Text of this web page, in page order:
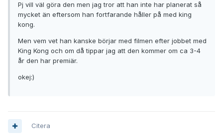
Pj vill väl göra den men jag tror att han inte har planerat så
mycket än eftersom han fortfarande håller på med king
kong.
Men vem vet han kanske börjar med filmen efter jobbet med
King Kong och om då tippar jag att den kommer om ca 3-4
år den har premiär.
okej:)
Citera